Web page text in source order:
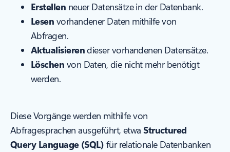
Erstellen neuer Datensätze in der Datenbank.
Lesen vorhandener Daten mithilfe von
Abfragen.
Aktualisierendieser vorhandenen Datensätze.
Löschen von Daten, die nicht mehr benötigt
werden.
Diese Vorgänge werden mithilfe von
Abfragesprachen ausgeführt, etwaStructured
Query Language (SQL) für relationale Datenbanken